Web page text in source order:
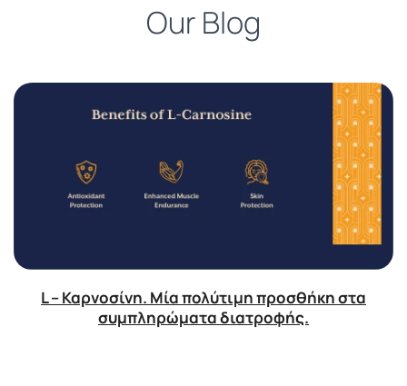
Our Blog
L – Καρνοσίνη. Μία πολύτιμη προσθήκη στα
συμπληρώματα διατροφής.